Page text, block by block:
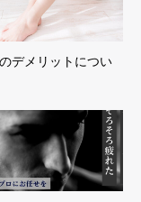
デメリットについ